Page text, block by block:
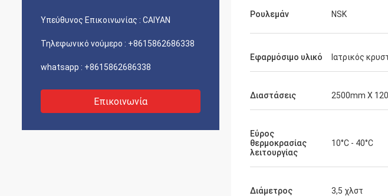
Υπεύθυνος Επικοινωνίας : CAIYAN
Τηλεφωνικό νούμερο : +8615862686338
whatsapp : +8615862686338
Επικοινωνία
Ρουλεμάν NSK
Εφαρμόσιμο υλικό Ιατρικός
Διαστάσεις 2500mm X
Εύρος
θερμοκρασίας
λειτουργίας
10°C - 40°C
Διάμετρος 3,5 χλστ